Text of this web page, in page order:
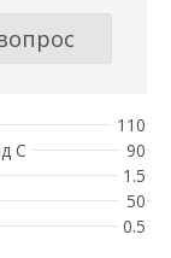
110
С
90
1.5
50
0.5